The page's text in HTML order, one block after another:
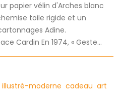
papier vélin d'Arches blanc
toile rigide et un
Adine.
Cardin En 1974, « Geste...
illustré-moderne cadeau art